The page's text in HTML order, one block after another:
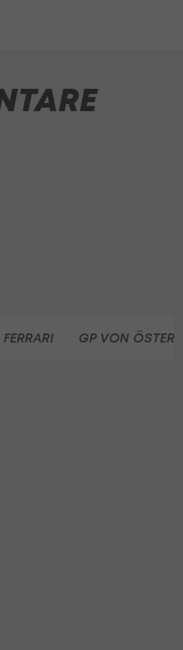
FERRARI GP VON